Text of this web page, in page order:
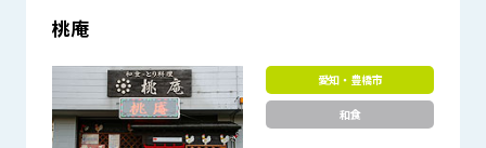
桃庵
愛知・豊橋市
和食